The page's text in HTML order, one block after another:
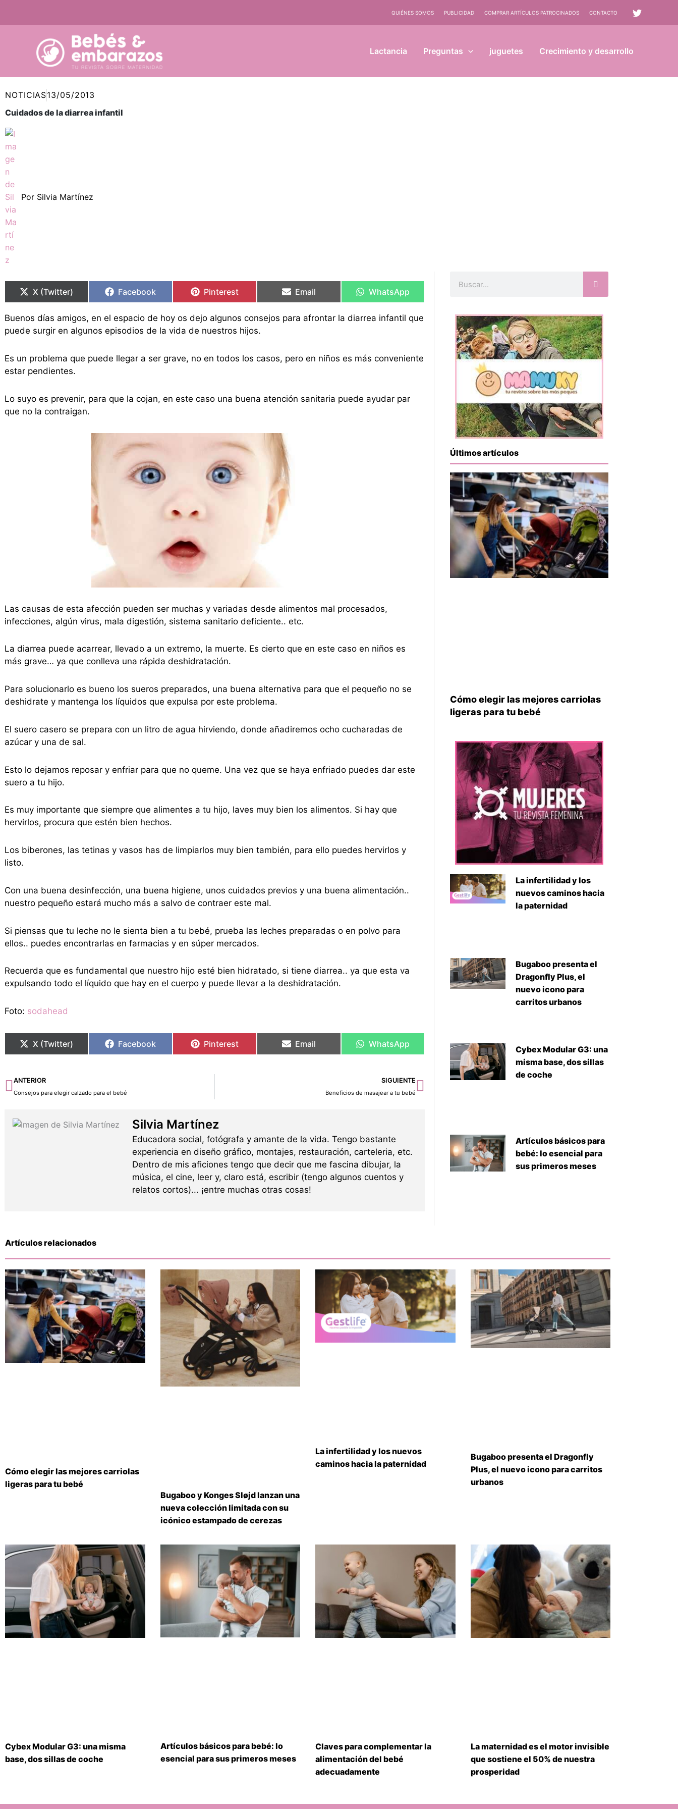
QUIÉNES SOMOS PUBLICIDAD COMPRAR ARTÍCULOS PATROCINADOS CONTACTO
Lactancia Preguntas juguetes Crecimiento y desarrollo
NOTICIAS13/05/2013
Cuidados de la diarrea infantil
Por Silvia Martínez
en
X (Twitter)
en
Facebook
en
Pinterest
en
Email
en
WhatsApp
Buenos días amigos, en el espacio de hoy os dejo algunos consejos para afrontar la diarrea infantil que
puede surgir en algunos episodios de la vida de nuestros hijos.
Es un problema que puede llegar a ser grave, no en todos los casos, pero en niños es más conveniente
estar pendientes.
Lo suyo es prevenir, para que la cojan, en este caso una buena atención sanitaria puede ayudar par
que no la contraigan.
Las causas de esta afección pueden ser muchas y variadas desde alimentos mal procesados,
infecciones, algún virus, mala digestión, sistema sanitario deficiente.. etc.
La diarrea puede acarrear, llevado a un extremo, la muerte. Es cierto que en este caso en niños es
más grave… ya que conlleva una rápida deshidratación.
Para solucionarlo es bueno los sueros preparados, una buena alternativa para que el pequeño no se
deshidrate y mantenga los líquidos que expulsa por este problema.
El suero casero se prepara con un litro de agua hirviendo, donde añadiremos ocho cucharadas de
azúcar y una de sal.
Esto lo dejamos reposar y enfriar para que no queme. Una vez que se haya enfriado puedes dar este
suero a tu hijo.
Es muy importante que siempre que alimentes a tu hijo, laves muy bien los alimentos. Si hay que
hervirlos, procura que estén bien hechos.
Los biberones, las tetinas y vasos has de limpiarlos muy bien también, para ello puedes hervirlos y
listo.
Con una buena desinfección, una buena higiene, unos cuidados previos y una buena alimentación..
nuestro pequeño estará mucho más a salvo de contraer este mal.
Si piensas que tu leche no le sienta bien a tu bebé, prueba las leches preparadas o en polvo para
ellos.. puedes encontrarlas en farmacias y en súper mercados.
Recuerda que es fundamental que nuestro hijo esté bien hidratado, si tiene diarrea.. ya que esta va
expulsando todo el líquido que hay en el cuerpo y puede llevar a la deshidratación.
Foto: sodahead
en
X (Twitter)
en
Facebook
en
Pinterest
en
Email
en
WhatsApp
Ant
ANTERIOR
Consejos para elegir calzado para el bebé
SIGUIENTE
Beneficios de masajear a tu bebé
Siguiente
Silvia Martínez
Educadora social, fotógrafa y amante de la vida. Tengo bastante
experiencia en diseño gráfico, montajes, restauración, carteleria, etc.
Dentro de mis aficiones tengo que decir que me fascina dibujar, la
música, el cine, leer y, claro está, escribir (tengo algunos cuentos y
relatos cortos)... ¡entre muchas otras cosas!
Últimos artículos
Cómo elegir las mejores carriolas
ligeras para tu bebé
La infertilidad y los
nuevos caminos hacia
la paternidad
Bugaboo presenta el
Dragonfly Plus, el
nuevo icono para
carritos urbanos
Cybex Modular G3: una
misma base, dos sillas
de coche
Artículos básicos para
bebé: lo esencial para
sus primeros meses
Artículos relacionados
Cómo elegir las mejores carriolas
ligeras para tu bebé
Bugaboo y Konges Sløjd lanzan una
nueva colección limitada con su
icónico estampado de cerezas
La infertilidad y los nuevos
caminos hacia la paternidad
Bugaboo presenta el Dragonfly
Plus, el nuevo icono para carritos
urbanos
Cybex Modular G3: una misma
base, dos sillas de coche
Artículos básicos para bebé: lo
esencial para sus primeros meses
Claves para complementar la
alimentación del bebé
adecuadamente
La maternidad es el motor invisible
que sostiene el 50% de nuestra
prosperidad